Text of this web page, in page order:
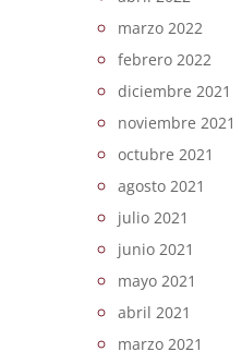
marzo 2022
febrero 2022
diciembre 2021
noviembre 2021
octubre 2021
agosto 2021
julio 2021
junio 2021
mayo 2021
abril 2021
marzo 2021